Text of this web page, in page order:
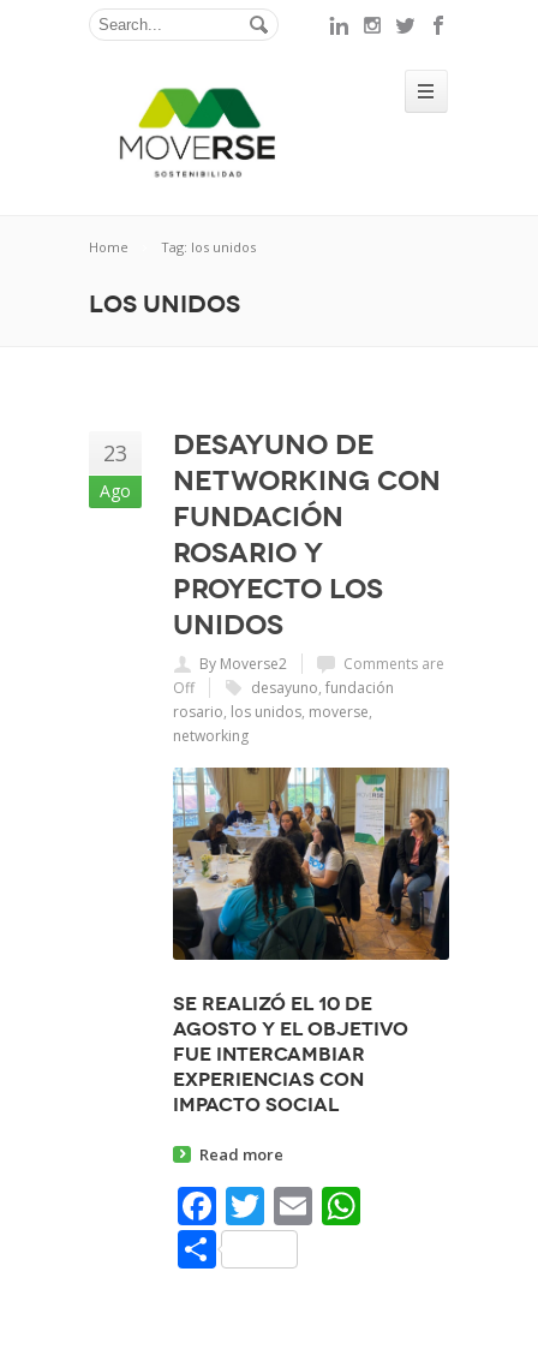
Home Tag: los unidos
los unidos
23
Ago
Desayuno de
Networking con
Fundación
Rosario y
Proyecto Los
Unidos
By Moverse2
Comments are
Off
desayuno, fundación
rosario, los unidos, moverse,
networking
Se realizó el 10 de
agosto y el objetivo
fue intercambiar
experiencias con
impacto social
Read more
Facebook
Twitter
Email
Share